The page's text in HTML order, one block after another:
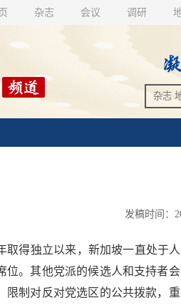
杂志 会议 调研
发稿时间：
得独立以来，新加坡一直处于人
位。其他党派的候选人和支持者
限制对反对党选区的公共拨款，